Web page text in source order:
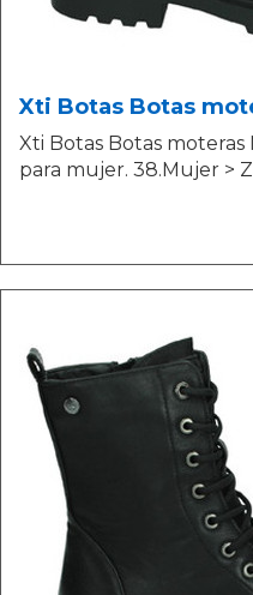
Xti Botas Botas
Xti Botas Botas
para mujer. 38.Mujer >